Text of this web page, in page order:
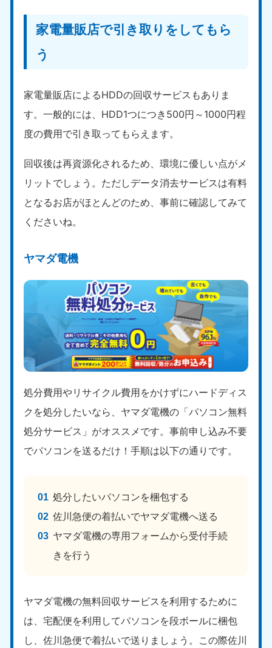
家電量販店で引き取りをしてもら
う
家電量販店によるHDDの回収サービスもありま
す。一般的には、HDD1つにつき500円～1000円程
度の費用で引き取ってもらえます。
回収後は再資源化されるため、環境に優しい点がメ
リットでしょう。ただしデータ消去サービスは有料
となるお店がほとんどのため、事前に確認してみて
くださいね。
ヤマダ電機
処分費用やリサイクル費用をかけずにハードディス
クを処分したいなら、ヤマダ電機の「パソコン無料
処分サービス」がオススメです。事前申し込み不要
でパソコンを送るだけ！手順は以下の通りです。
処分したいパソコンを梱包する
佐川急便の着払いでヤマダ電機へ送る
ヤマダ電機の専用フォームから受付手続
きを行う
ヤマダ電機の無料回収サービスを利用するために
は、宅配便を利用してパソコンを段ボールに梱包
し、佐川急便で着払いで送りましょう。この際佐川